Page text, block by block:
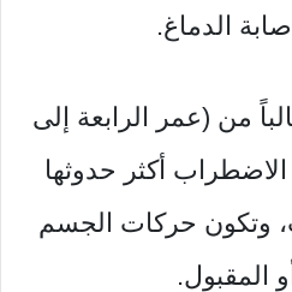
الدماغ.
من (عمر الرابعة إلى
أكثر حدوثها
وتكون حركات الجسم
المقبول.